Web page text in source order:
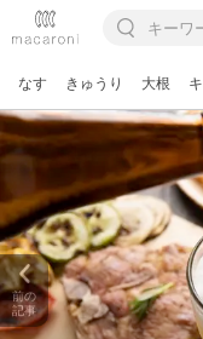
なす きゅうり 大根
前の
記事